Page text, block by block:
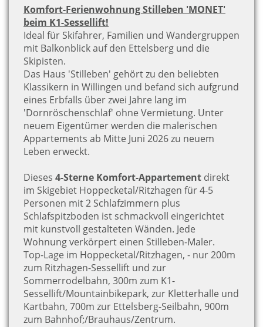
Komfort-Ferienwohnung Stilleben 'MONET'
beim K1-Sessellift!
Ideal für Skifahrer, Familien und Wandergruppen
mit Balkonblick auf den Ettelsberg und die
Skipisten.
Das Haus 'Stilleben' gehört zu den beliebten
Klassikern in Willingen und befand sich aufgrund
eines Erbfalls über zwei Jahre lang im
'Dornröschenschlaf' ohne Vermietung. Unter
neuem Eigentümer werden die malerischen
Appartements ab Mitte Juni 2026 zu neuem
Leben erweckt.
Dieses 4-Sterne Komfort-Appartement direkt
im Skigebiet Hoppecketal/Ritzhagen für 4-5
Personen mit 2 Schlafzimmern plus
Schlafspitzboden ist schmackvoll eingerichtet
mit kunstvoll gestalteten Wänden. Jede
Wohnung verkörpert einen Stilleben-Maler.
Top-Lage im Hoppecketal/Ritzhagen, - nur 200m
zum Ritzhagen-Sessellift und zur
Sommerrodelbahn, 300m zum K1-
Sessellift/Mountainbikepark, zur Kletterhalle und
Kartbahn, 700m zur Ettelsberg-Seilbahn, 900m
zum Bahnhof;/Brauhaus/Zentrum.